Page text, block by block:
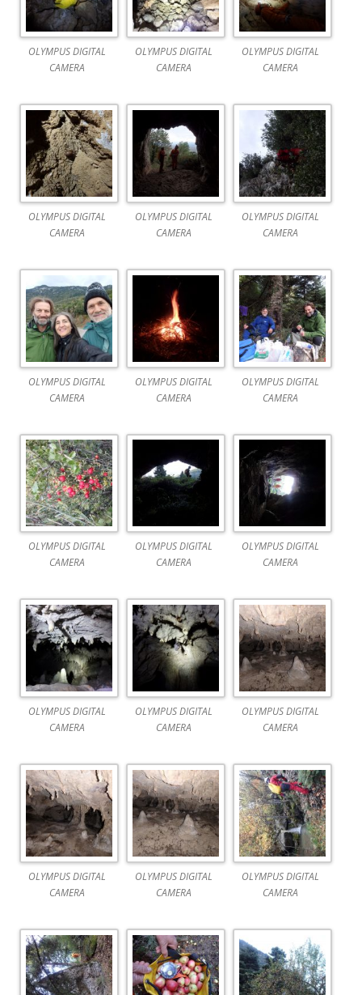
OLYMPUS DIGITAL
CAMERA
OLYMPUS DIGITAL
CAMERA
OLYMPUS DIGITAL
CAMERA
OLYMPUS DIGITAL
CAMERA
OLYMPUS DIGITAL
CAMERA
OLYMPUS DIGITAL
CAMERA
OLYMPUS DIGITAL
CAMERA
OLYMPUS DIGITAL
CAMERA
OLYMPUS DIGITAL
CAMERA
OLYMPUS DIGITAL
CAMERA
OLYMPUS DIGITAL
CAMERA
OLYMPUS DIGITAL
CAMERA
OLYMPUS DIGITAL
CAMERA
OLYMPUS DIGITAL
CAMERA
OLYMPUS DIGITAL
CAMERA
OLYMPUS DIGITAL
CAMERA
OLYMPUS DIGITAL
CAMERA
OLYMPUS DIGITAL
CAMERA